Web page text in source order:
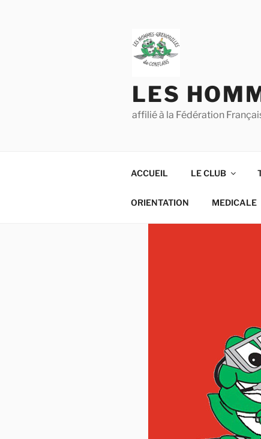
LES
affilié à la Fédération
ACCUEIL LE CLUB
ORIENTATION MEDICALE